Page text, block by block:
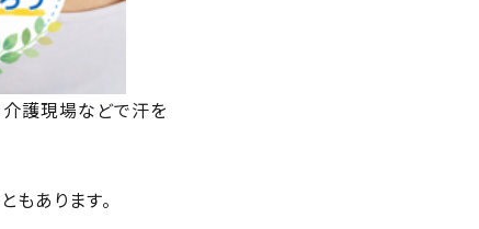
介護現場などで汗を
もあります。